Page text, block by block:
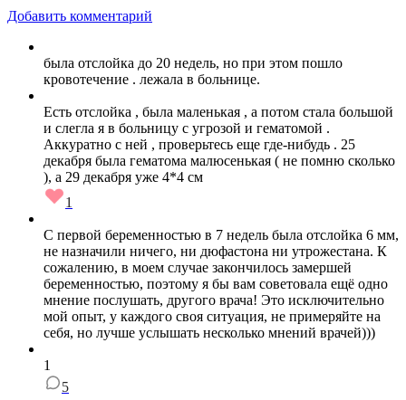
Добавить комментарий
была отслойка до 20 недель, но при этом пошло
кровотечение . лежала в больнице.
Есть отслойка , была маленькая , а потом стала большой
и слегла я в больницу с угрозой и гематомой .
Аккуратно с ней , проверьтесь еще где-нибудь . 25
декабря была гематома малюсенькая ( не помню сколько
), а 29 декабря уже 4*4 см
1
С первой беременностью в 7 недель была отслойка 6 мм,
не назначили ничего, ни дюфастона ни утрожестана. К
сожалению, в моем случае закончилось замершей
беременностью, поэтому я бы вам советовала ещё одно
мнение послушать, другого врача! Это исключительно
мой опыт, у каждого своя ситуация, не примеряйте на
себя, но лучше услышать несколько мнений врачей)))
1
5